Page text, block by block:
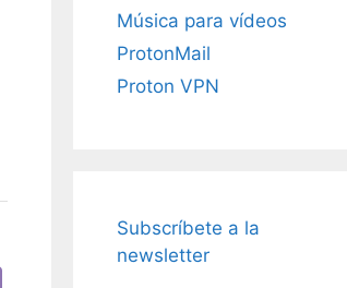
Música para vídeos
ProtonMail
Proton VPN
Subscríbete a la
newsletter